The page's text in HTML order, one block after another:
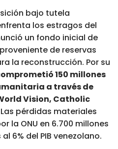
bajo tutela
los estragos del
un fondo inicial de
de reservas
la reconstrucción. Por su
150 millones
a través de
Vision, Catholic
Las pérdidas materiales
la ONU en 6.700 millones
6% del PIB venezolano.